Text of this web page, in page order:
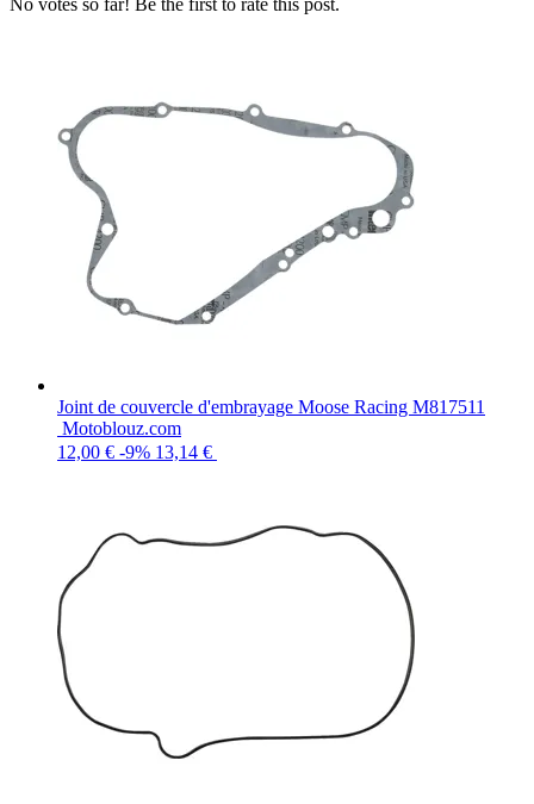
Joint de couvercle d'embrayage Moose Racing M817511
Motoblouz.com
12,00 € -9% 13,14 €